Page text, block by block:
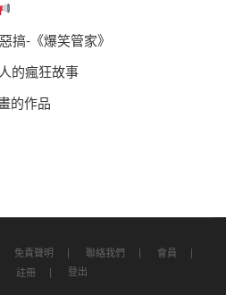
搞-《爆笑管家》
的瘋狂故事
的作品
免責聲明 聯絡我們
會員
註冊 登出